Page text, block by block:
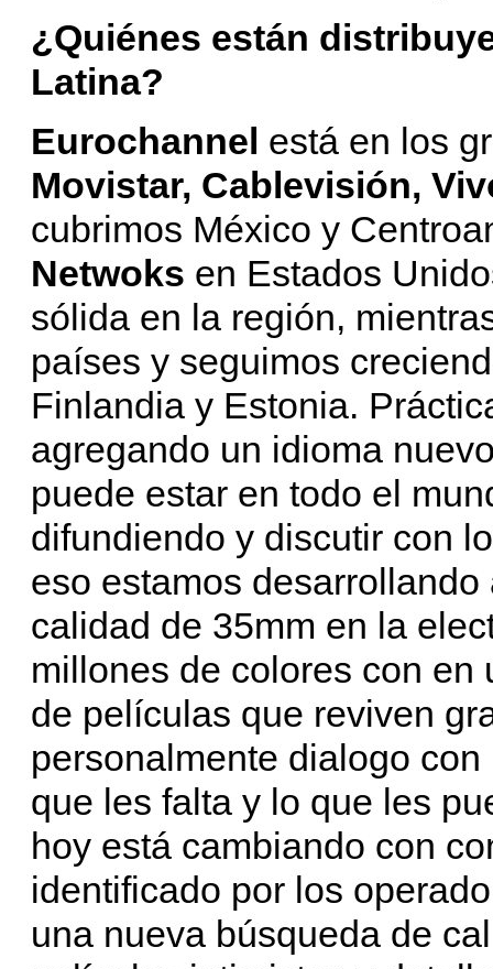
¿Quiénes están
Latina?
Eurochannel está en los
Movistar, Cablevisión,
cubrimos México y
Netwoks en Estados
sólida en la región,
países y seguimos
Finlandia y Estonia.
agregando un idioma
puede estar en todo el
difundiendo y discutir con
eso estamos
calidad de 35mm en la
millones de colores con
de películas que reviven
personalmente dialogo
que les falta y lo que les
hoy está cambiando con
identificado por los
una nueva búsqueda de